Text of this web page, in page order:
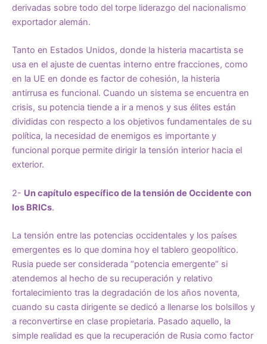
derivadas sobre todo del torpe liderazgo del nacionalismo
exportador alemán.
Tanto en Estados Unidos, donde la histeria macartista se
usa en el ajuste de cuentas interno entre fracciones, como
en la UE en donde es factor de cohesión, la histeria
antirrusa es funcional. Cuando un sistema se encuentra en
crisis, su potencia tiende a ir a menos y sus élites están
divididas con respecto a los objetivos fundamentales de su
política, la necesidad de enemigos es importante y
funcional porque permite dirigir la tensión interior hacia el
exterior.
2- Un capítulo específico de la tensión de Occidente con
los BRICs.
La tensión entre las potencias occidentales y los países
emergentes es lo que domina hoy el tablero geopolítico.
Rusia puede ser considerada “potencia emergente” si
atendemos al hecho de su recuperación y relativo
fortalecimiento tras la degradación de los años noventa,
cuando su casta dirigente se dedicó a llenarse los bolsillos y
a reconvertirse en clase propietaria. Pasado aquello, la
simple realidad es que la recuperación de Rusia como factor